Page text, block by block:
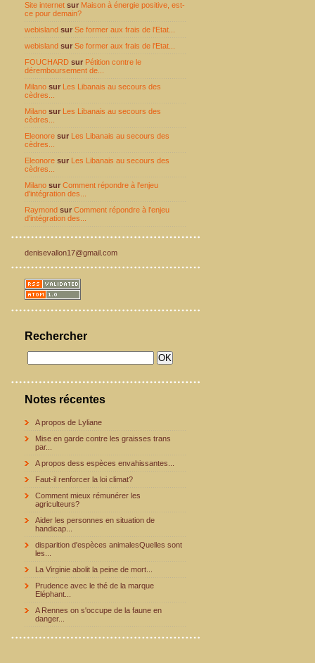
Site internet sur Maison à énergie positive, est-
ce pour demain?
webisland sur Se former aux frais de l'Etat...
webisland sur Se former aux frais de l'Etat...
FOUCHARD sur Pétition contre le
déremboursement de...
Milano sur Les Libanais au secours des
cèdres...
Milano sur Les Libanais au secours des
cèdres...
Eleonore sur Les Libanais au secours des
cèdres...
Eleonore sur Les Libanais au secours des
cèdres...
Milano sur Comment répondre à l'enjeu
d'intégration des...
Raymond sur Comment répondre à l'enjeu
d'intégration des...
denisevallon17@gmail.com
Rechercher
Notes récentes
A propos de Lyliane
Mise en garde contre les graisses trans
par...
A propos dess espèces envahissantes...
Faut-il renforcer la loi climat?
Comment mieux rémunérer les
agriculteurs?
Aider les personnes en situation de
handicap...
disparition d'espèces animalesQuelles sont
les...
La Virginie abolit la peine de mort...
Prudence avec le thé de la marque
Eléphant...
A Rennes on s'occupe de la faune en
danger...